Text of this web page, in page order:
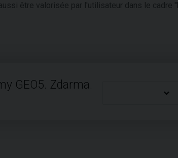
être valorisée par l'utilisateur dans le cadre "
GEO5. Zdarma.